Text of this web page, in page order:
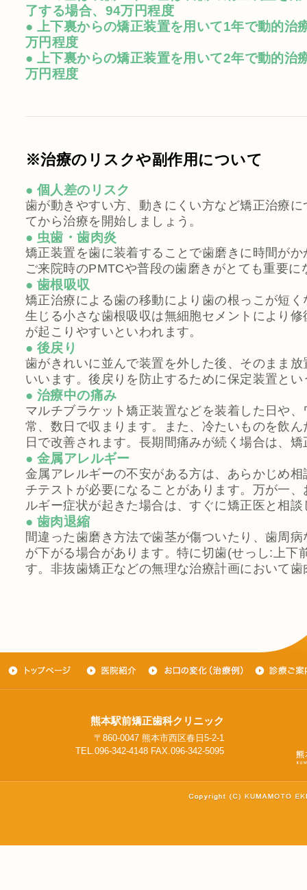
了する場合、94万円程度
● 上下裏からの矯正装置を用いて1年で動的治
万円程度
● 上下裏からの矯正装置を用いて2年で動的治
万円程度
※治療のリスクや副作用について
● 個人差のリスク
歯が動きやすい方、動きにくい方など矯正治療
てから治療を開始しましょう。
● 虫歯・歯肉炎
矯正装置を歯に装着することで歯磨きに時間が
ご来院時のPMTCや普段の歯磨きがとても重要に
● 歯根吸収
矯正治療による歯の移動により歯の根っこが短
生じる小さな歯根吸収は無細胞セメントにより
が起こりやすいといわれます。
● 後戻り
歯がきれいに並んで装置を外した後、そのまま
いいます。後戻りを防止するために保定装置と
● 治療中の痛み
マルチブラケット矯正装置などを装着した日や
常、数日で収まります。また、冷たいものを飲
日で改善されます。長期間痛みが続く場合は、
● 金属アレルギー
金属アレルギーの不安がある方は、あらかじめ
チテストが必要になることがあります。万が一
ルギー症状が起きた場合は、すぐに矯正医と相
● 歯肉退縮
間違った歯磨き方法で歯茎が傷ついたり、歯周
が下がる場合があります。特に切歯(せっし:上
す。非抜歯矯正などの無理な治療計画において
熊本駅前矯正歯科クリニック
〒860-0047 熊本市西区春日5-2-1
TEL.096-342-4148 FAX.096-342-5095